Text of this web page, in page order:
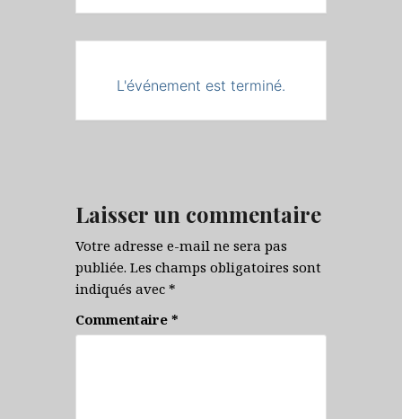
L'événement est terminé.
Laisser un commentaire
Votre adresse e-mail ne sera pas
publiée. Les champs obligatoires sont
indiqués avec *
Commentaire *